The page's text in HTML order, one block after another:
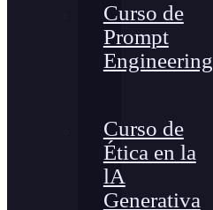
Curso de
Prompt
Engineering
Curso de
Ética en la
lA
Generativa